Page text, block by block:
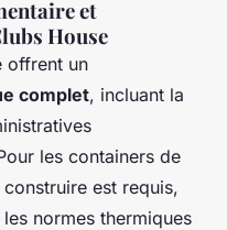
et
House
offrent un
complet, incluant la
les containers de
est requis,
normes thermiques